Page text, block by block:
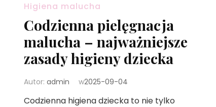
Higiena malucha
Codzienna pielęgnacja
malucha – najważniejsze
zasady higieny dziecka
Autor: admin w2025-09-04
Codzienna higiena dziecka to nie tylko